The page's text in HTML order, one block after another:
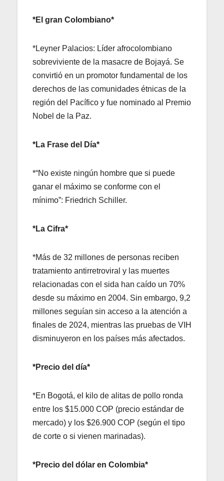
*El gran Colombiano*
*Leyner Palacios: Líder afrocolombiano
sobreviviente de la masacre de Bojayá. Se
convirtió en un promotor fundamental de los
derechos de las comunidades étnicas de la
región del Pacífico y fue nominado al Premio
Nobel de la Paz.
*La Frase del Día*
*“No existe ningún hombre que si puede
ganar el máximo se conforme con el
mínimo”: Friedrich Schiller.
*La Cifra*
*Más de 32 millones de personas reciben
tratamiento antirretroviral y las muertes
relacionadas con el sida han caído un 70%
desde su máximo en 2004. Sin embargo, 9,2
millones seguían sin acceso a la atención a
finales de 2024, mientras las pruebas de VIH
disminuyeron en los países más afectados.
*Precio del día*
*En Bogotá, el kilo de alitas de pollo ronda
entre los $15.000 COP (precio estándar de
mercado) y los $26.900 COP (según el tipo
de corte o si vienen marinadas).
*Precio del dólar en Colombia*